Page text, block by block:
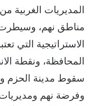
المديريات الغربية
مناطق نهم،
الاستراتيجية التي
المحافظة، ونقطة
سقوط مدينة الحزم
وفرضة نهم